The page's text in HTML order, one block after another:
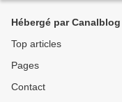
Hébergé par Canalblog
Top articles
Pages
Contact